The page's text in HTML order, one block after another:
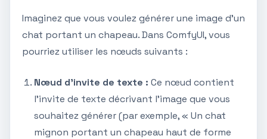
Imaginez que vous voulez générer une image d'un
chat portant un chapeau. Dans ComfyUI, vous
pourriez utiliser les nœuds suivants :
Nœud d'invite de texte : Ce nœud contient
l'invite de texte décrivant l'image que vous
souhaitez générer (par exemple, « Un chat
mignon portant un chapeau haut de forme